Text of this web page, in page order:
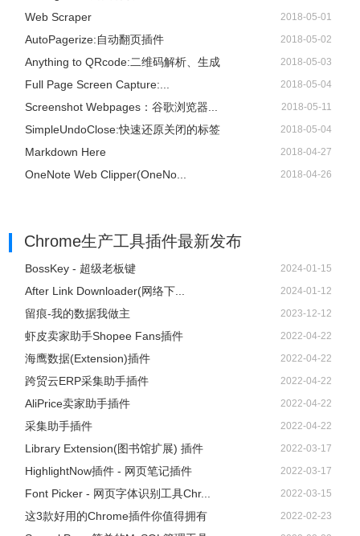
Web Scraper 2018-05-01
AutoPagerize:自动翻页插件 2018-05-02
Anything to QRcode:二维码解析、生成 2018-05-03
Full Page Screen Capture:... 2018-05-04
Screenshot Webpages：谷歌浏览器... 2018-05-11
SimpleUndoClose:快速还原关闭的标签 2018-05-04
Markdown Here 2018-04-27
OneNote Web Clipper(OneNo... 2018-04-26
Chrome生产工具插件最新发布
BossKey - 超级老板键 2024-01-15
After Link Downloader(网络下... 2024-01-12
留痕-我的数据我做主 2023-12-12
虾皮卖家助手Shopee Fans插件 2022-04-22
海鹰数据(Extension)插件 2022-04-22
跨贸云ERP采集助手插件 2022-04-22
AliPrice卖家助手插件 2022-04-22
采集助手插件 2022-04-22
Library Extension(图书馆扩展) 插件 2022-03-17
HighlightNow插件 - 网页笔记插件 2022-03-17
Font Picker - 网页字体识别工具Chr... 2022-03-15
这3款好用的Chrome插件你值得拥有 2022-02-23